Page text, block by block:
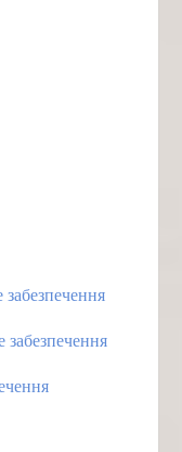
забезпечення
забезпечення